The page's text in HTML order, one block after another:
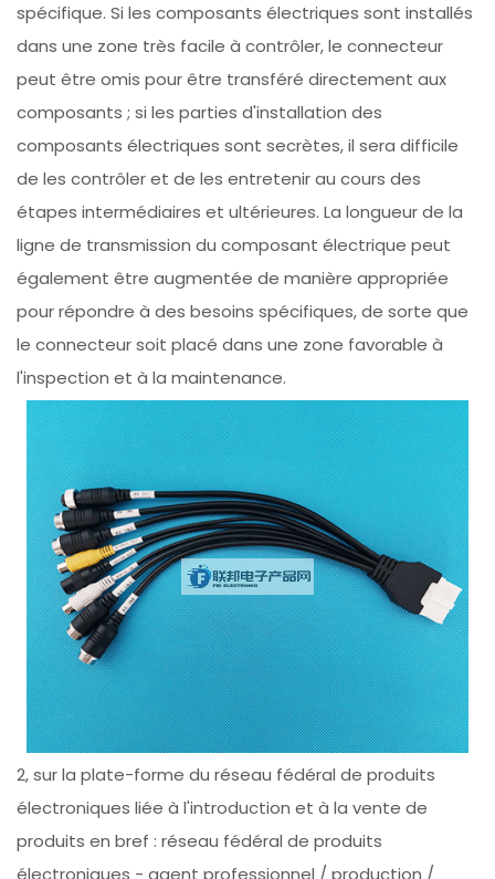
spécifique. Si les composants électriques sont installés
dans une zone très facile à contrôler, le connecteur
peut être omis pour être transféré directement aux
composants ; si les parties d'installation des
composants électriques sont secrètes, il sera difficile
de les contrôler et de les entretenir au cours des
étapes intermédiaires et ultérieures. La longueur de la
ligne de transmission du composant électrique peut
également être augmentée de manière appropriée
pour répondre à des besoins spécifiques, de sorte que
le connecteur soit placé dans une zone favorable à
l'inspection et à la maintenance.
2, sur la plate-forme du réseau fédéral de produits
électroniques liée à l'introduction et à la vente de
produits en bref : réseau fédéral de produits
électroniques - agent professionnel / production /